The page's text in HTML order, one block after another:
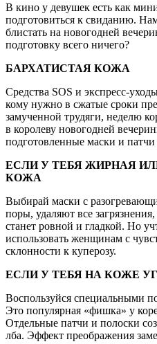
В кино у девушек есть как
подготовиться к свиданию.
блистать на новогодней
подготовку всего ничего?
БАРХАТИСТАЯ КОЖА
Средства SOS и экспресс-
кому нужно в сжатые сроки
замученной трудяги, неделю
в королеву новогодней
подготовленные маски и
ЕСЛИ У ТЕБЯ ЖИРНАЯ
КОЖА
Выбирай маски с
поры, удаляют все
станет ровной и гладкой. Но
использовать женщинам с
склонности к куперозу.
ЕСЛИ У ТЕБЯ НА КОЖЕ
Воспользуйся специальными
Это популярная «фишка» у
Отдельные патчи и полоски
лба. Эффект преображения